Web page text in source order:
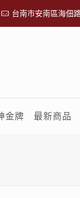
台南市安南區海佃
金牌 最新商品